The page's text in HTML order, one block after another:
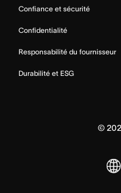
Confiance et sécurité
Confidentialité
Responsabilité du fournisseur
Durabilité et ESG
©